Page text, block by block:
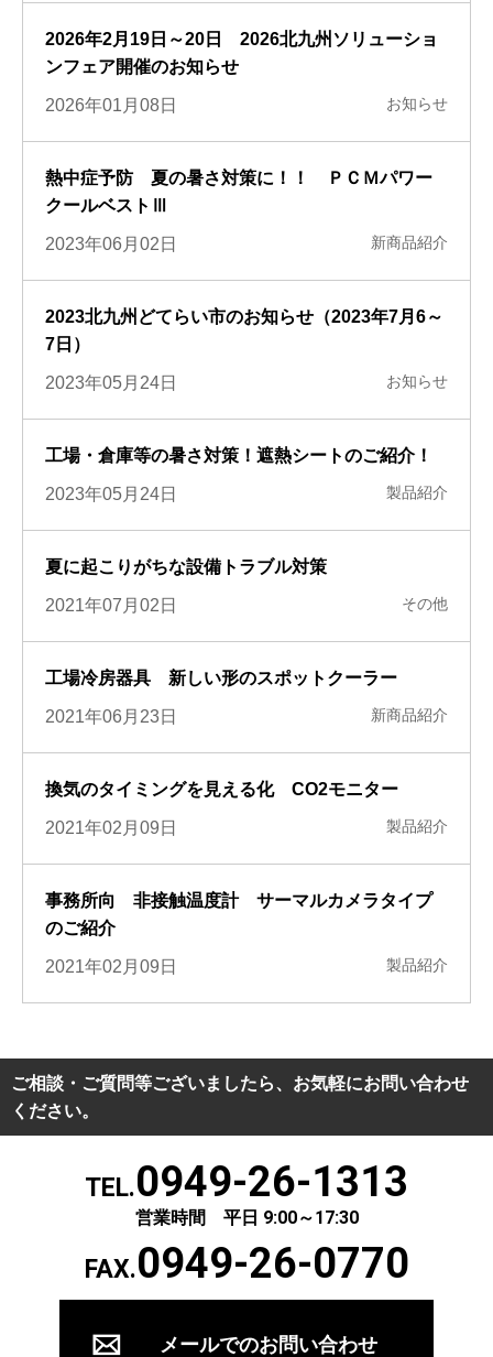
2026年2月19日～20日 2026北九州ソリューショ
ンフェア開催のお知らせ
2026年01月08日 お知らせ
熱中症予防 夏の暑さ対策に！！ ＰＣＭパワー
クールベストⅢ
2023年06月02日 新商品紹介
2023北九州どてらい市のお知らせ（2023年7月6～
7日）
2023年05月24日 お知らせ
工場・倉庫等の暑さ対策！遮熱シートのご紹介！
2023年05月24日 製品紹介
夏に起こりがちな設備トラブル対策
2021年07月02日 その他
工場冷房器具 新しい形のスポットクーラー
2021年06月23日 新商品紹介
換気のタイミングを見える化 CO2モニター
2021年02月09日 製品紹介
事務所向 非接触温度計 サーマルカメラタイプ
のご紹介
2021年02月09日 製品紹介
ご相談・ご質問等ございましたら、お気軽にお問い合わせ
ください。
TEL.0949-26-1313
営業時間 平日 9:00～17:30
FAX.0949-26-0770
メールでのお問い合わせ